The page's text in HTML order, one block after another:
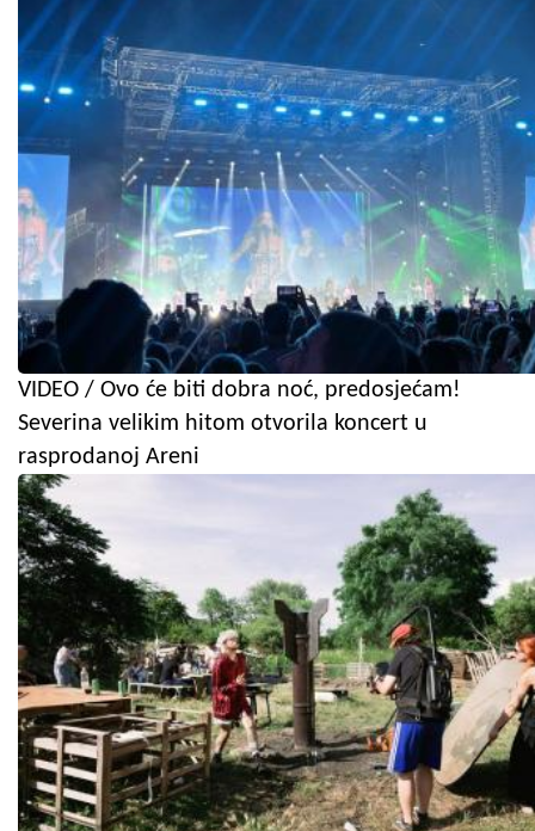
VIDEO / Ovo će biti dobra noć, predosjećam!
Severina velikim hitom otvorila koncert u
rasprodanoj Areni